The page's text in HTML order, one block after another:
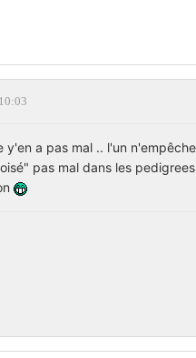
y'en a pas mal .. l'un
pas mal dans les pedigrees